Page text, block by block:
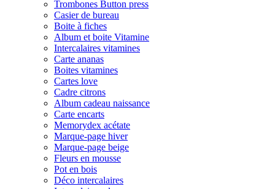
Trombones Button press
Casier de bureau
Boite à fiches
Album et boite Vitamine
Intercalaires vitamines
Carte ananas
Boites vitamines
Cartes love
Cadre citrons
Album cadeau naissance
Carte encarts
Memorydex acétate
Marque-page hiver
Marque-page beige
Fleurs en mousse
Pot en bois
Déco intercalaires